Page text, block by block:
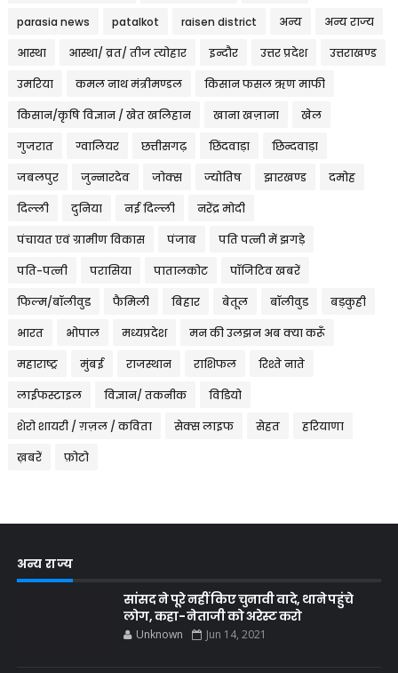
parasia news patalkot raisen district अन्य अन्य राज्य
आस्था आस्था/ व्रत/ तीज त्‍योहार इन्दौर उत्तर प्रदेश उत्तराखण्ड
उमरिया कमल नाथ मंत्रीमण्डल किसान फसल ऋण माफी
किसान/कृषि विज्ञान / खेत खलिहान खाना खज़ाना खेल
गुजरात ग्वालियर छत्तीसगढ़ छिंदवाड़ा छिन्दवाड़ा
जबलपुर जुन्नारदेव जोक्स ज्योतिष झारखण्ड दमोह
दिल्ली दुनिया नई दिल्ली नरेंद्र मोदी
पंचायत एवं ग्रामीण विकास पंजाब पति पत्नी में झगड़े
पति-पत्नी परासिया पातालकोट पॉजिटिव खबरें
फिल्म/बॉलीवुड फैमिली बिहार बेतूल बॉलीवुड बड़कुही
भारत भोपाल मध्यप्रदेश मन की उलझन अब क्या करूँ
महाराष्ट्र मुंबई राजस्थान राशिफल रिश्ते नाते
लाईफस्टाइल विज्ञान/ तकनीक विडियो
शेरो शायरी / ग़ज़ल / कविता सेक्स लाइफ सेहत हरियाणा
ख़बरें फ़ोटो
अन्य राज्य
सांसद ने पूरे नहीं किए चुनावी वादे, थाने पहुंचे
लोग, कहा- नेताजी को अरेस्ट करो
Unknown Jun 14, 2021